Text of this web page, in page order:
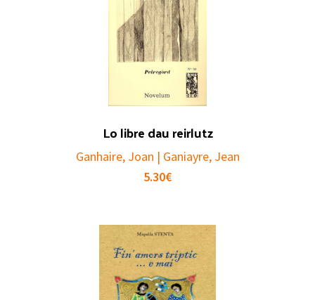
Lo libre dau reirlutz
Ganhaire, Joan | Ganiayre, Jean
5.30€